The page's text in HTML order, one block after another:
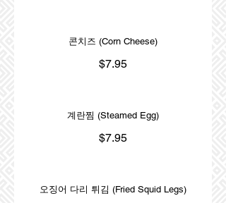
콘치즈 (Corn Cheese)
$7.95
계란찜 (Steamed Egg)
$7.95
오징어 다리 튀김 (Fried Squid Legs)